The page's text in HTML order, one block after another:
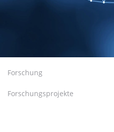
Forschung
Forschungsprojekte